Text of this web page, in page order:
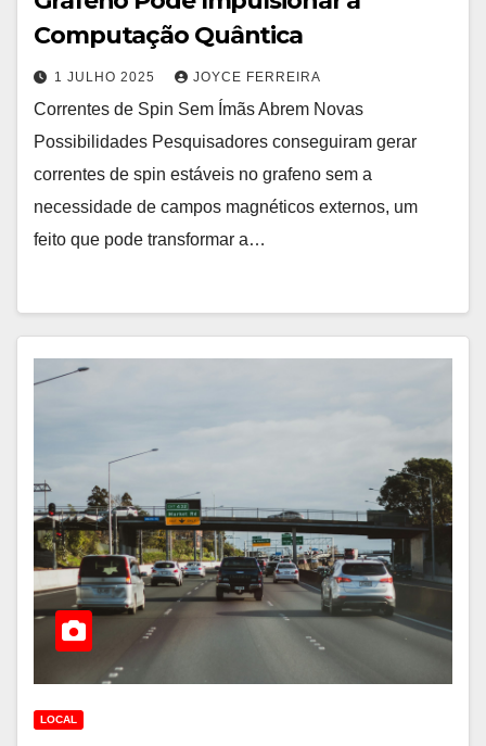
Computação Quântica
1 JULHO 2025 JOYCE FERREIRA
Correntes de Spin Sem Ímãs Abrem Novas
Possibilidades Pesquisadores conseguiram gerar
correntes de spin estáveis no grafeno sem a
necessidade de campos magnéticos externos, um
feito que pode transformar a…
LOCAL